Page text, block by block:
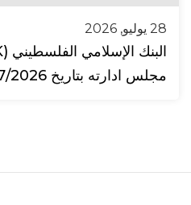
28 يوليو, 2026
مجلس ادارته بتاريخ 26/07/2026.